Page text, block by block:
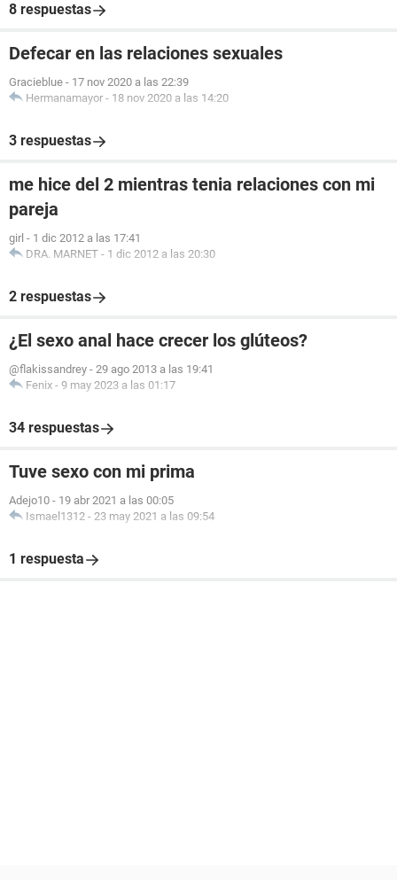
8 respuestas
Defecar en las relaciones sexuales
Gracieblue - 17 nov 2020 a las 22:39
Hermanamayor - 18 nov 2020 a las 14:20
3 respuestas
me hice del 2 mientras tenia relaciones con mi
pareja
girl - 1 dic 2012 a las 17:41
DRA. MARNET - 1 dic 2012 a las 20:30
2 respuestas
¿El sexo anal hace crecer los glúteos?
@flakissandrey - 29 ago 2013 a las 19:41
Fenix - 9 may 2023 a las 01:17
34 respuestas
Tuve sexo con mi prima
Adejo10 - 19 abr 2021 a las 00:05
Ismael1312 - 23 may 2021 a las 09:54
1 respuesta